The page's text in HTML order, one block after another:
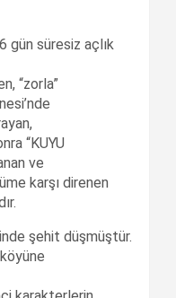
gün süresiz açlık
“zorla”
“KUYU
ve
karşı direnen
şehit düşmüştür.